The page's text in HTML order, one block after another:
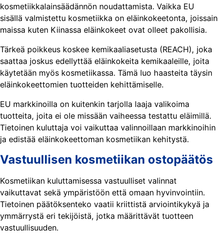
kosmetiikkalainsäädännön noudattamista. Vaikka EU
sisällä valmistettu kosmetiikka on eläinkokeetonta, joissain
maissa kuten Kiinassa eläinkokeet ovat olleet pakollisia.
Tärkeä poikkeus koskee kemikaaliasetusta (REACH), joka
saattaa joskus edellyttää eläinkokeita kemikaaleille, joita
käytetään myös kosmetiikassa. Tämä luo haasteita täysin
eläinkokeettomien tuotteiden kehittämiselle.
EU markkinoilla on kuitenkin tarjolla laaja valikoima
tuotteita, joita ei ole missään vaiheessa testattu eläimillä.
Tietoinen kuluttaja voi vaikuttaa valinnoillaan markkinoihin
ja edistää eläinkokeettoman kosmetiikan kehitystä.
Vastuullisen kosmetiikan ostopäätös
Kosmetiikan kuluttamisessa vastuulliset valinnat
vaikuttavat sekä ympäristöön että omaan hyvinvointiin.
Tietoinen päätöksenteko vaatii kriittistä arviointikykyä ja
ymmärrystä eri tekijöistä, jotka määrittävät tuotteen
vastuullisuuden.